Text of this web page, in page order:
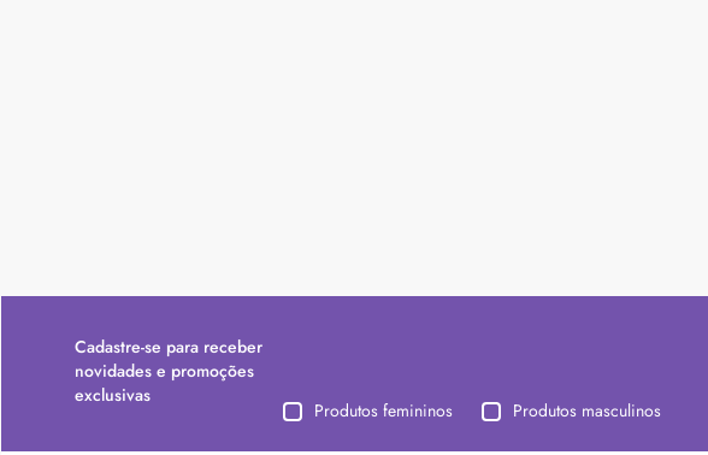
Cadastre-se para receber
novidades e promoções
exclusivas
Produtos femininos Produtos masculinos